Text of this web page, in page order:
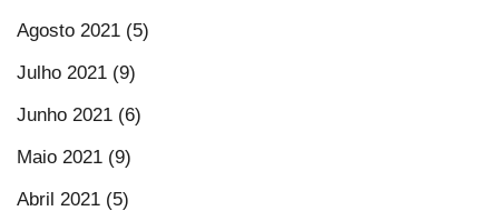
Agosto 2021 (5)
Julho 2021 (9)
Junho 2021 (6)
Maio 2021 (9)
Abril 2021 (5)